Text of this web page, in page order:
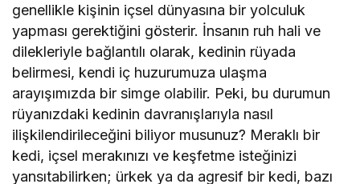
genellikle kişinin içsel dünyasına bir yolculuk
yapması gerektiğini gösterir. İnsanın ruh hali ve
dilekleriyle bağlantılı olarak, kedinin rüyada
belirmesi, kendi iç huzurumuza ulaşma
arayışımızda bir simge olabilir. Peki, bu durumun
rüyanızdaki kedinin davranışlarıyla nasıl
ilişkilendirileceğini biliyor musunuz? Meraklı bir
kedi, içsel merakınızı ve keşfetme isteğinizi
yansıtabilirken; ürkek ya da agresif bir kedi, bazı